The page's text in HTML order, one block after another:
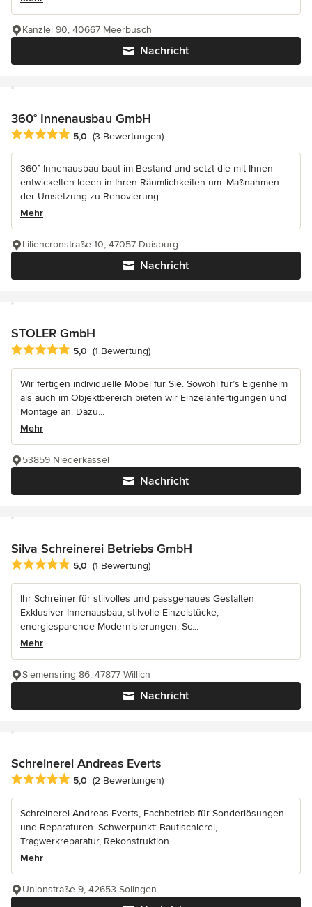
Nachricht
Kanzlei 90, 40667 Meerbusch
360° Innenausbau GmbH
Durchschnittliche Bewertung: 5 von 5 Sternen
5,0 (3 Bewertungen)
360° Innenausbau baut im Bestand und setzt die mit Ihnen
entwickelten Ideen in Ihren Räumlichkeiten um. Maßnahmen
der Umsetzung zu Renovierung...
Mehr
Nachricht
Liliencronstraße 10, 47057 Duisburg
STOLER GmbH
Durchschnittliche Bewertung: 5 von 5 Sternen
5,0 (1 Bewertung)
Wir fertigen individuelle Möbel für Sie. Sowohl für’s Eigenheim
als auch im Objektbereich bieten wir Einzelanfertigungen und
Montage an. Dazu...
Mehr
Nachricht
53859 Niederkassel
Silva Schreinerei Betriebs GmbH
Durchschnittliche Bewertung: 5 von 5 Sternen
5,0 (1 Bewertung)
Ihr Schreiner für stilvolles und passgenaues Gestalten
Exklusiver Innenausbau, stilvolle Einzelstücke,
energiesparende Modernisierungen: Sc...
Mehr
Nachricht
Siemensring 86, 47877 Willich
Schreinerei Andreas Everts
Durchschnittliche Bewertung: 5 von 5 Sternen
5,0 (2 Bewertungen)
Schreinerei Andreas Everts, Fachbetrieb für Sonderlösungen
und Reparaturen. Schwerpunkt: Bautischlerei,
Tragwerkreparatur, Rekonstruktion....
Mehr
Unionstraße 9, 42653 Solingen